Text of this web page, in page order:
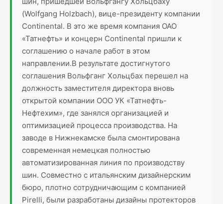
(Wolfgang Holzbach), вице-президенту компании
Continental. В это же время компания ОАО
«Татнефть» и концерн Continental пришли к
соглашению о начале работ в этом
направлении.В результате достигнутого
соглашения Вольфганг Хольцбах перешел на
должность заместителя директора вновь
открытой компании ООО УК «Татнефть-
Нефтехим», где занялся организацией и
оптимизацией процесса производства. На
заводе в Нижнекамске была смонтирована
современная немецкая полностью
автоматизированная линия по производству
шин. Совместно с итальянским дизайнерским
бюро, плотно сотрудничающим с компанией
Pirelli, были разработаны дизайны протекторов